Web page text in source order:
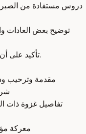
دروس مستفادة من الصبر
توضيح بعض العادات
تأكيد على أن النصر من الله وحده وليس من قوة الأفراد.
مقدمة وترحيب
تفاصيل غزوة ذات
معركة